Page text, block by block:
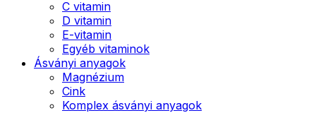
C vitamin
D vitamin
E-vitamin
Egyéb vitaminok
Ásványi anyagok
Magnézium
Cink
Komplex ásványi anyagok